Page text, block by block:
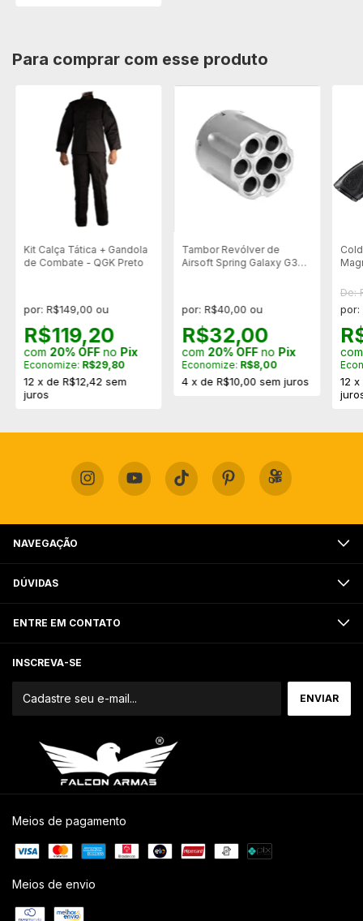
Para comprar com esse produto
Kit Calça Tática + Gandola
de Combate - QGK Preto
por: R$149,00 ou
R$119,20
com 20% OFFno Pix
Economize: R$29,80
12 x de R$12,42 sem
juros
Tambor Revólver de
Airsoft Spring Galaxy G36B
por: R$40,00 ou
R$32,00
com 20% OFFno Pix
Economize: R$8,00
4 xdeR$10,00 sem juros
De:
por:
12 x
NAVEGAÇÃO
DÚVIDAS
ENTRE EM CONTATO
INSCREVA-SE
Meios de pagamento
Meios de envio